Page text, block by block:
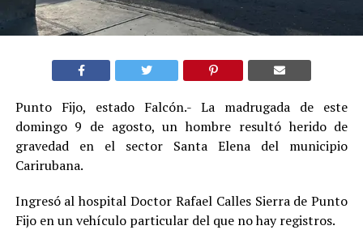
Punto Fijo, estado Falcón.- La madrugada de este
domingo 9 de agosto, un hombre resultó herido de
gravedad en el sector Santa Elena del municipio
Carirubana.
Ingresó al hospital Doctor Rafael Calles Sierra de Punto
Fijo en un vehículo particular del que no hay registros.